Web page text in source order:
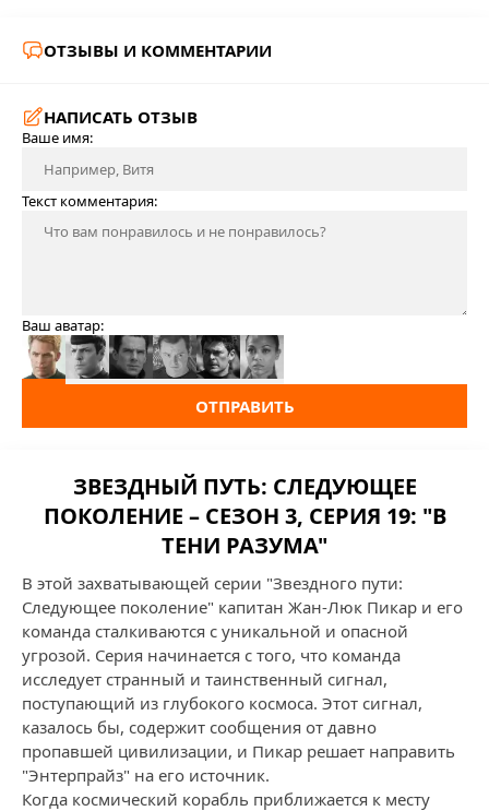
ОТЗЫВЫ И КОММЕНТАРИИ
НАПИСАТЬ ОТЗЫВ
Ваше имя:
Текст комментария:
Ваш аватар:
ОТПРАВИТЬ
ЗВЕЗДНЫЙ ПУТЬ: СЛЕДУЮЩЕЕ
ПОКОЛЕНИЕ – СЕЗОН 3, СЕРИЯ 19: "В
ТЕНИ РАЗУМА"
В этой захватывающей серии "Звездного пути:
Следующее поколение" капитан Жан-Люк Пикар и его
команда сталкиваются с уникальной и опасной
угрозой. Серия начинается с того, что команда
исследует странный и таинственный сигнал,
поступающий из глубокого космоса. Этот сигнал,
казалось бы, содержит сообщения от давно
пропавшей цивилизации, и Пикар решает направить
"Энтерпрайз" на его источник.
Когда космический корабль приближается к месту